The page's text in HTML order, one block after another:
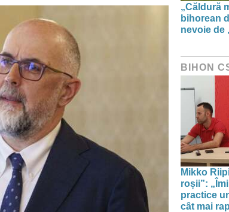
„Căldură
bihorean
nevoie de
BIHON
Mikko
roșii”:
practice
cât mai